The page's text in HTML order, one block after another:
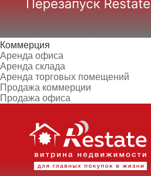
Коммерция
Аренда офиса
Аренда склада
Аренда торговых помещений
Продажа коммерции
Продажа офиса